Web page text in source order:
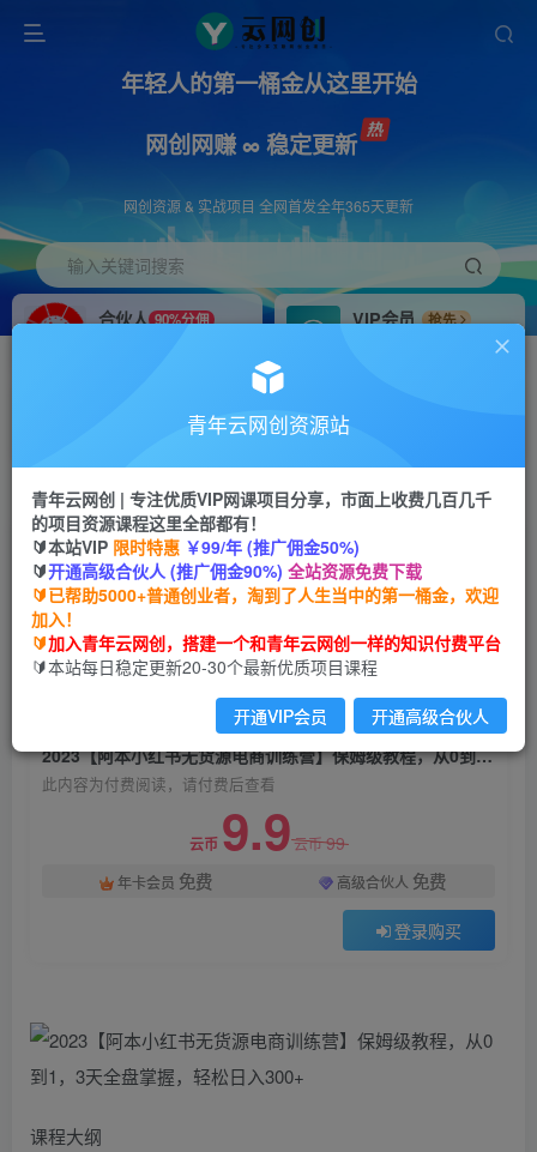
年轻人的第一桶金从这里开始
网创网赚 ∞ 稳定更新
网创资源 & 实战项目 全网首发全年365天更新
输入关键词搜索
合伙人 90%分佣
VIP会员
抢先
搭建同款网站，自己当老板
首页 创业课程 会员免费 正文
2023【阿本小红书无货源电商训练营】保姆级教
程，从0到1，3天全盘掌握，轻松日入300+
青年云网创
2年前发布
关注 私信
2023【阿本小红书无货源电商训练营】保姆级教程，从0到1，3天全盘掌握，轻松日入300+
此内容为付费阅读，请付费后查看
云币 9.9云币99
年卡会员 免费 高级合伙人 免费
登录购买
课程大纲
青年云网创资源站
青年云网创 | 专注优质VIP网课项目分享，市面上收费几百几千
的项目资源课程这里全部都有！
🔰本站VIP 限时特惠 ￥99/年 (推广佣金50%)
🔰开通高级合伙人 (推广佣金90%) 全站资源免费下载
🔰已帮助5000+普通创业者，淘到了人生当中的第一桶金，欢迎
加入！
🔰加入青年云网创，搭建一个和青年云网创一样的知识付费平台
🔰本站每日稳定更新20-30个最新优质项目课程
开通VIP会员 开通高级合伙人